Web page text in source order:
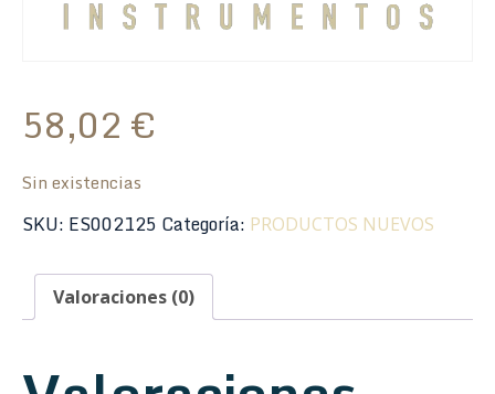
58,02 €
Sin existencias
SKU: ES002125 Categoría: PRODUCTOS NUEVOS
Valoraciones (0)